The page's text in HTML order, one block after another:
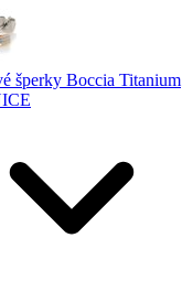
šperky Boccia Titanium